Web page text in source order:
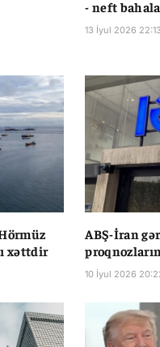
- neft
13 İyul 2026 22:13
xəttdir
ABŞ-İran
10 İyul 2026